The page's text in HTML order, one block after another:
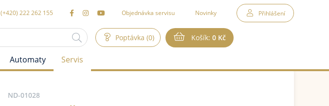
Přihlášení
(+420) 222 262 155 Objednávka servisu Novinky
Poptávka (0) Košík:0 Kč
ND-01028
Automaty Servis